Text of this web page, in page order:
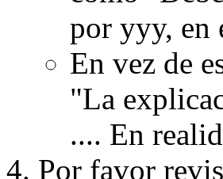
por yyy, en
En vez de
"La
.... En
Por favor